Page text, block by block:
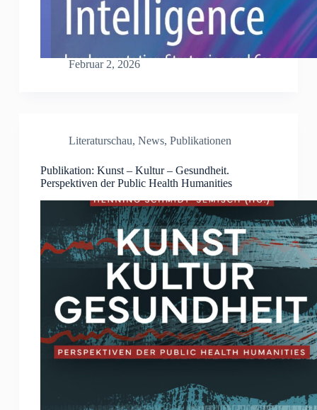
Februar 2, 2026
Literaturschau, News, Publikationen
Publikation: Kunst – Kultur – Gesundheit.
Perspektiven der Public Health Humanities